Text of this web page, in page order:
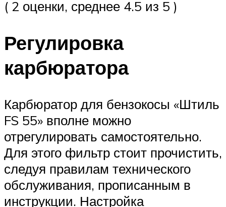
( 2 оценки, среднее 4.5 из 5 )
Регулировка
карбюратора
Карбюратор для бензокосы «Штиль
FS 55» вполне можно
отрегулировать самостоятельно.
Для этого фильтр стоит прочистить,
следуя правилам технического
обслуживания, прописанным в
инструкции. Настройка